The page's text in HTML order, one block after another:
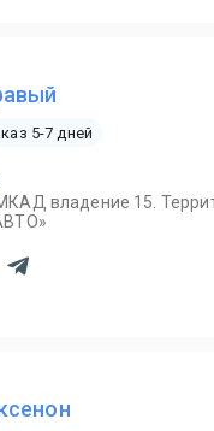
5-7 дней
владение 15.